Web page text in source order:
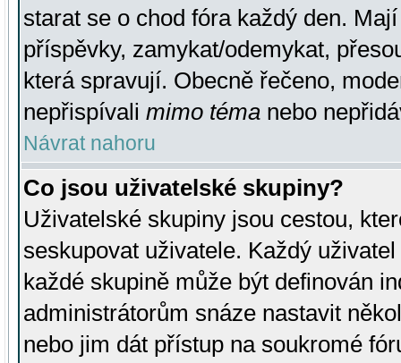
starat se o chod fóra každý den.
příspěvky, zamykat/odemykat,
která spravují. Obecně řečeno,
nepřispívali mimo téma nebo
Návrat nahoru
Co jsou uživatelské skupiny?
Uživatelské skupiny jsou cestou,
seskupovat uživatele. Každý
každé skupině může být definován
administrátorům snáze nastavit
nebo jim dát přístup na soukromé